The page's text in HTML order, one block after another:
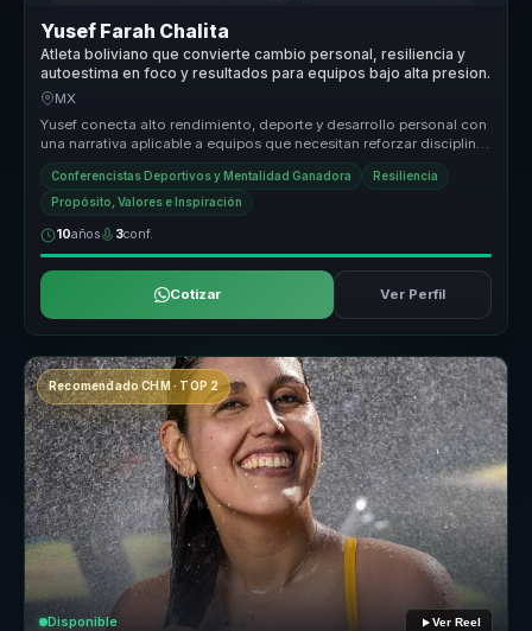
Yusef Farah Chalita
Atleta boliviano que convierte cambio personal, resiliencia y
autoestima en foco y resultados para equipos bajo alta presion.
MX
Yusef conecta alto rendimiento, deporte y desarrollo personal con
una narrativa aplicable a equipos que necesitan reforzar disciplina,
re...
Conferencistas Deportivos y Mentalidad Ganadora Resiliencia
Propósito, Valores e Inspiración
10años 3conf.
Cotizar Ver Perfil
Recomendado CHM · TOP 2
Disponible Ver Reel